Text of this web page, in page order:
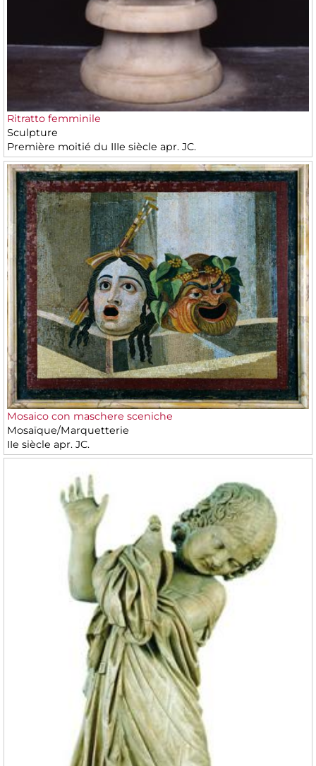
Ritratto femminile
Sculpture
Première moitié du IIIe siècle apr. JC.
Mosaico con maschere sceniche
Mosaïque/Marquetterie
IIe siècle apr. JC.